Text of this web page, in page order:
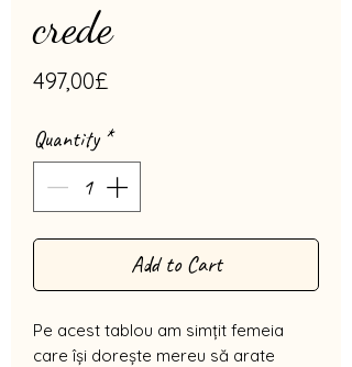
crede
497,00£Price
Quantity *
Add to Cart
Pe acest tablou am simțit femeia
care își dorește mereu să arate